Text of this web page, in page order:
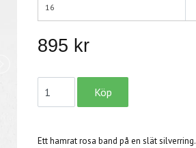
16
895 kr
Ett hamrat rosa band på en slät silverring.